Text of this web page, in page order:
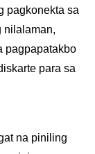
pagkonekta sa
nilalaman,
pagpapatakbo
para sa
na piniling